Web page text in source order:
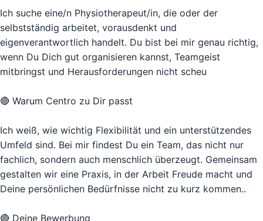
Ich suche eine/n Physiotherapeut/in, die oder der
selbstständig arbeitet, vorausdenkt und
eigenverantwortlich handelt. Du bist bei mir genau richtig,
wenn Du Dich gut organisieren kannst, Teamgeist
mitbringst und Herausforderungen nicht scheu
🔴 Warum Centro zu Dir passt
Ich weiß, wie wichtig Flexibilität und ein unterstützendes
Umfeld sind. Bei mir findest Du ein Team, das nicht nur
fachlich, sondern auch menschlich überzeugt. Gemeinsam
gestalten wir eine Praxis, in der Arbeit Freude macht und
Deine persönlichen Bedürfnisse nicht zu kurz kommen..
🔴 Deine Bewerbung